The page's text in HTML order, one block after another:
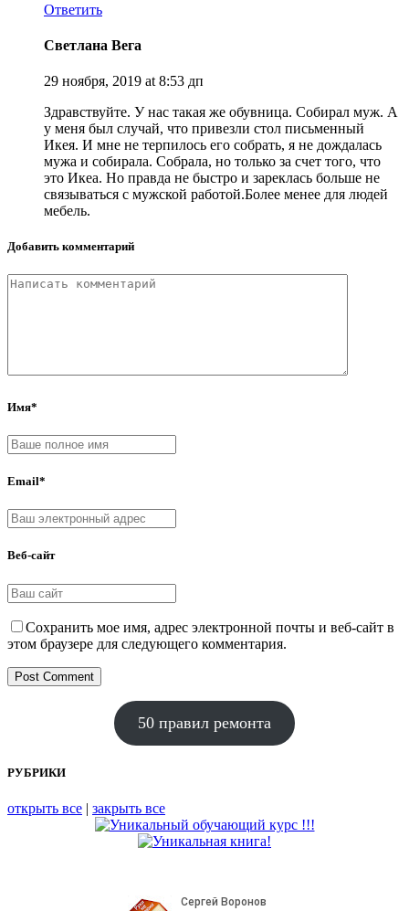
Ответить
Светлана Вега
29 ноября, 2019 at 8:53 дп
Здравствуйте. У нас такая же обувница. Собирал муж. А
у меня был случай, что привезли стол письменный
Икея. И мне не терпилось его собрать, я не дождалась
мужа и собирала. Собрала, но только за счет того, что
это Икеа. Но правда не быстро и зареклась больше не
связываться с мужской работой.Более менее для людей
мебель.
Добавить комментарий
Имя*
Email*
Веб-сайт
Сохранить мое имя, адрес электронной почты и веб-сайт в
этом браузере для следующего комментария.
50 правил ремонта
РУБРИКИ
открыть все | закрыть все